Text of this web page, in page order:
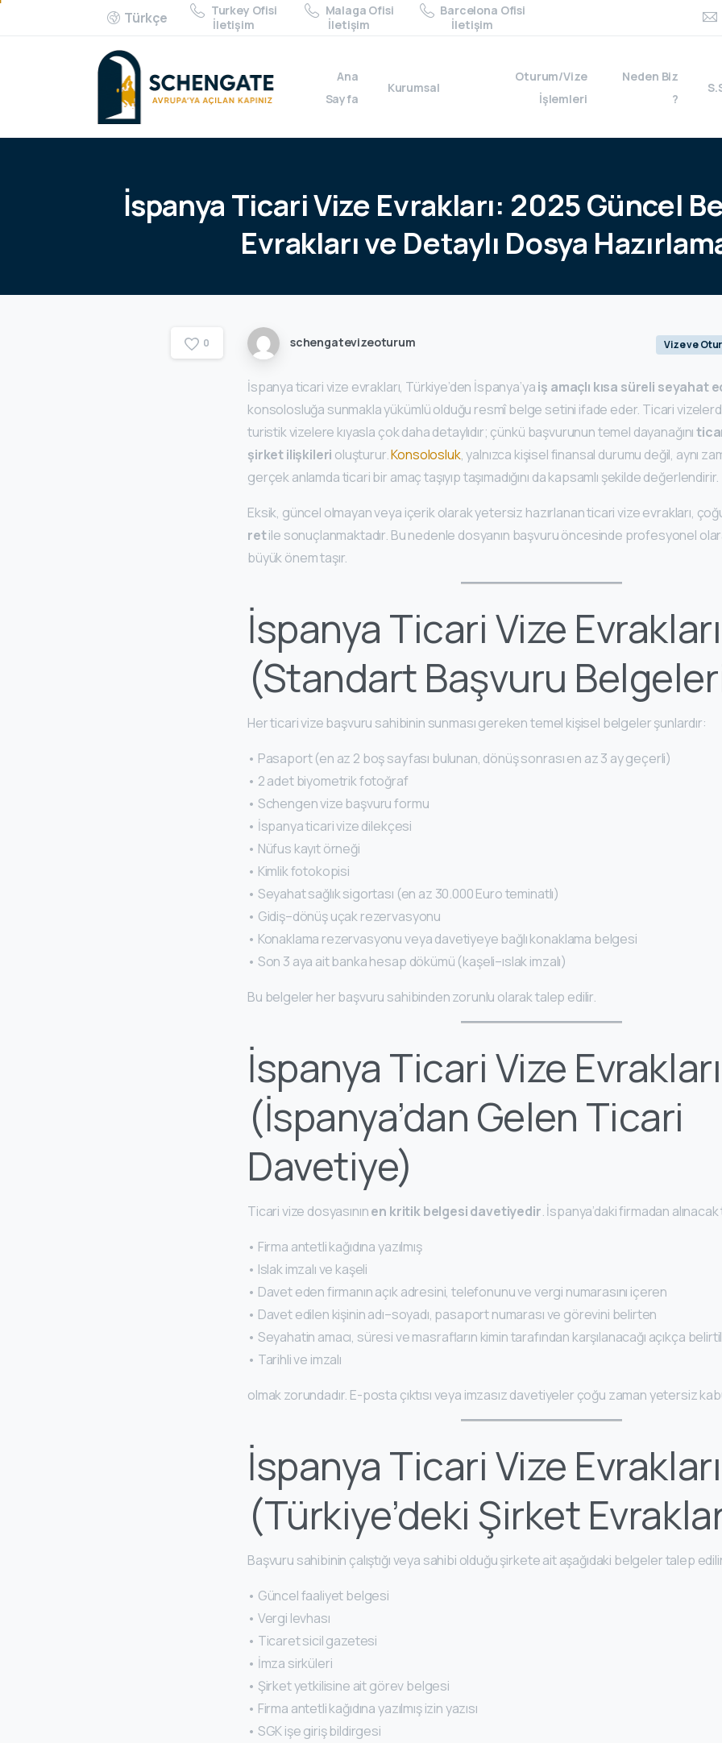
Türkçe
Turkey Ofisi
İletişim
Malaga Ofisi
İletişim
Barcelona Ofisi
İletişim
Ana
Sayfa
Kurumsal
Oturum/Vize
İşlemleri
Neden Biz
?
İspanya TicariVize Evrakları: 2025Güncel
Evraklarıve Detaylı Dosya
0 schengatevizeoturum Vize ve
İspanya ticari vize evrakları, Türkiye’den İspanya’yaiş amaçlı kısa süreli seyahat
konsolosluğa sunmakla yükümlü olduğu resmî belge setini ifade eder. Ticari
turistik vizelere kıyasla çok daha detaylıdır; çünkü başvurunun temel dayanağını
şirket ilişkileri oluşturur.Konsolosluk, yalnızca kişisel finansal durumu değil, aynı
gerçek anlamda ticari bir amaç taşıyıp taşımadığını da kapsamlı şekilde değerlendirir.
Eksik, güncel olmayan veya içerik olarak yetersiz hazırlanan ticari vize evrakları,
retile sonuçlanmaktadır. Bu nedenle dosyanın başvuru öncesinde profesyonel
büyük önem taşır.
İspanya Ticari Vize Evrakları
(Standart Başvuru
Her ticari vize başvuru sahibinin sunması gereken temel kişisel belgeler şunlardır:
• Pasaport (en az 2 boş sayfası bulunan, dönüş sonrası en az 3 ay geçerli)
• 2 adet biyometrik fotoğraf
• Schengen vize başvuru formu
• İspanya ticari vize dilekçesi
• Nüfus kayıt örneği
• Kimlik fotokopisi
• Seyahat sağlık sigortası (en az 30.000 Euro teminatlı)
• Gidiş–dönüş uçak rezervasyonu
• Konaklama rezervasyonu veya davetiyeye bağlı konaklama belgesi
• Son 3 aya ait banka hesap dökümü (kaşeli–ıslak imzalı)
Bu belgeler her başvuru sahibinden zorunlu olarak talep edilir.
İspanya Ticari Vize Evrakları
(İspanya’dan Gelen Ticari
Davetiye)
Ticari vize dosyasınınen kritik belgesi davetiyedir. İspanya’daki firmadan
• Firma antetli kağıdına yazılmış
• Islak imzalı ve kaşeli
• Davet eden firmanın açık adresini, telefonunu ve vergi numarasını içeren
• Davet edilen kişinin adı–soyadı, pasaport numarası ve görevini belirten
• Seyahatin amacı, süresi ve masrafların kimin tarafından karşılanacağı açıkça
• Tarihli ve imzalı
olmak zorundadır. E-posta çıktısı veya imzasız davetiyeler çoğu zaman yetersiz
İspanya Ticari Vize Evrakları
(Türkiye’deki Şirket
Başvuru sahibinin çalıştığı veya sahibi olduğu şirkete ait aşağıdaki belgeler talep
• Güncel faaliyet belgesi
• Vergi levhası
• Ticaret sicil gazetesi
• İmza sirküleri
• Şirket yetkilisine ait görev belgesi
• Firma antetli kağıdına yazılmış izin yazısı
• SGK işe giriş bildirgesi